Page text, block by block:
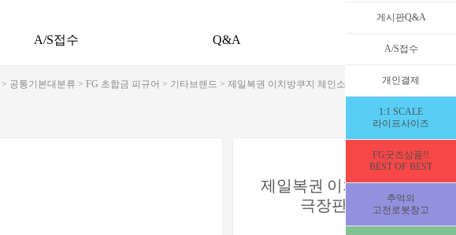
게시판Q&A
A/S접수
개인결제
1:1 SCALE
라이프사이즈
FG굿즈상품!!
BEST OF BEST
추억의
고전로봇창고
A/S접수 Q&A
> 공통기본대분류 > FG 초합금 피규어 > 기타브랜드 > 제일복권 이치방쿠지 체인소맨 극장판 레제 세컨드
제일복권 이치방쿠지 체인
극장판 레제 세컨드